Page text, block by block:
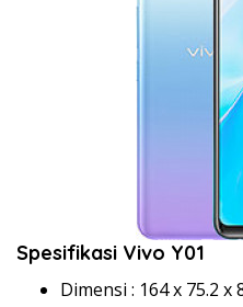
Spesifikasi Vivo Y01
Dimensi : 164 x 75.2 x